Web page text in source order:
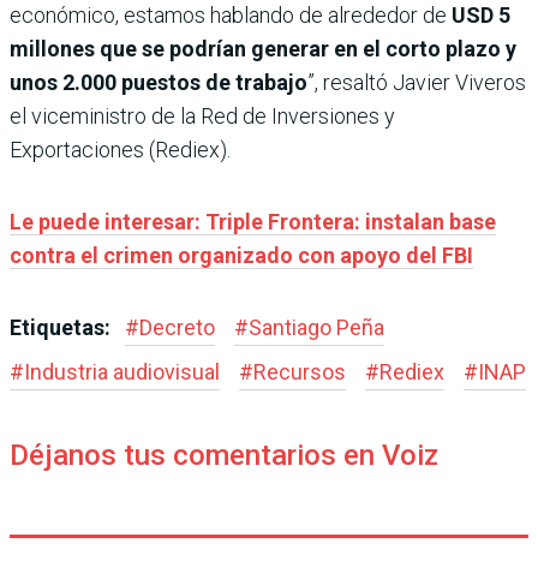
económico, estamos hablando de alrededor de USD 5
millones que se podrían generar en el corto plazo y
unos 2.000 puestos de trabajo”, resaltó Javier Viveros
el viceministro de la Red de Inversiones y
Exportaciones (Rediex).
Le puede interesar: Triple Frontera: instalan base
contra el crimen organizado con apoyo del FBI
Etiquetas: #Decreto #Santiago Peña
#Industria audiovisual #Recursos #Rediex #INAP
Déjanos tus comentarios en Voiz